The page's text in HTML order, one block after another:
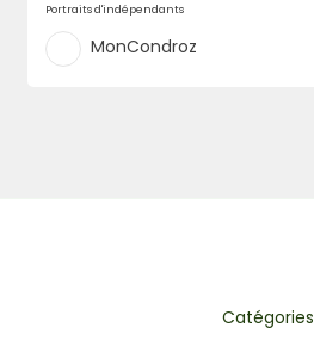
Portraits d'indépendants
MonCondroz
Catégories